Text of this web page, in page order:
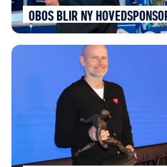
OBOS BLIR NY